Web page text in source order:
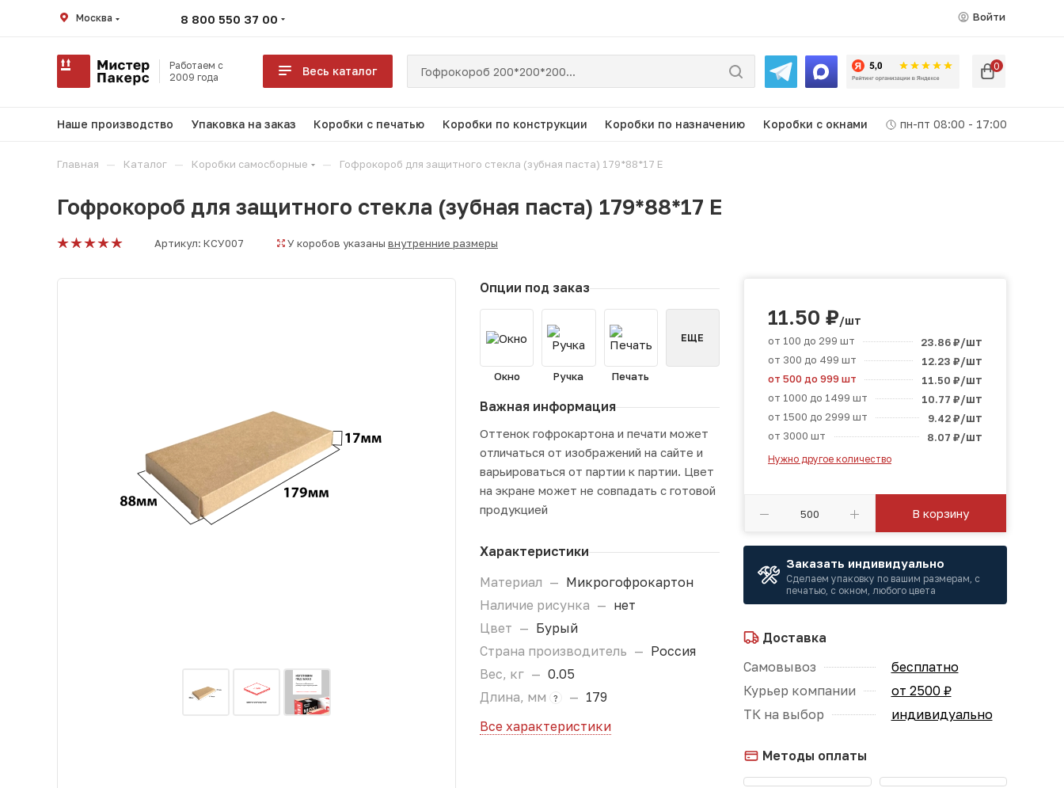
Работаем с
2009 года
Весь каталог 0
Наше производство Упаковка на заказ Коробки с печатью Коробки по конструкции Коробки по назначению Коробки c окнами пн-пт 08:00 - 17:00
Москва 8 800 550 37 00 Войти
Главная — Каталог — Коробки самосборные — Гофрокороб для защитного стекла (зубная паста) 179*88*17 Е
Гофрокороб для защитного стекла (зубная паста) 179*88*17 Е
Артикул: КСУ007 У коробов указаны внутренние размеры
Опции под заказ
Окно Ручка Печать
ЕЩЕ
Важная информация
Оттенок гофрокартона и печати может
отличаться от изображений на сайте и
варьироваться от партии к партии. Цвет
на экране может не совпадать с готовой
продукцией
Характеристики
Материал — Микрогофрокартон
Наличие рисунка — нет
Цвет — Бурый
Страна производитель — Россия
Вес, кг — 0.05
Длина, мм
? — 179
Все характеристики
11.50 ₽/шт
от 100 до 299 шт 23.86₽/шт
от 300 до 499 шт 12.23 ₽/шт
от 500 до 999 шт 11.50 ₽/шт
от 1000 до 1499 шт 10.77 ₽/шт
от 1500 до 2999 шт 9.42₽/шт
от 3000 шт 8.07 ₽/шт
Нужно другое количество
В корзину
Заказать индивидуально
Сделаем упаковку по вашим размерам, с
печатью, с окном, любого цвета
Доставка
Самовывоз
бесплатно
Курьер компании
от 2500 ₽
ТК на выбор
индивидуально
Методы оплаты